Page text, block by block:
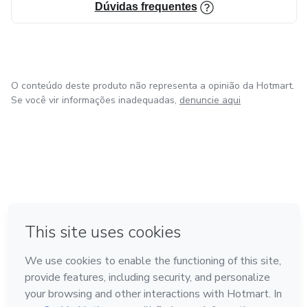
Dúvidas frequentes
O conteúdo deste produto não representa a opinião da Hotmart.
Se você vir informações inadequadas, denuncie aqui
Feito com ❤ em Bogotá